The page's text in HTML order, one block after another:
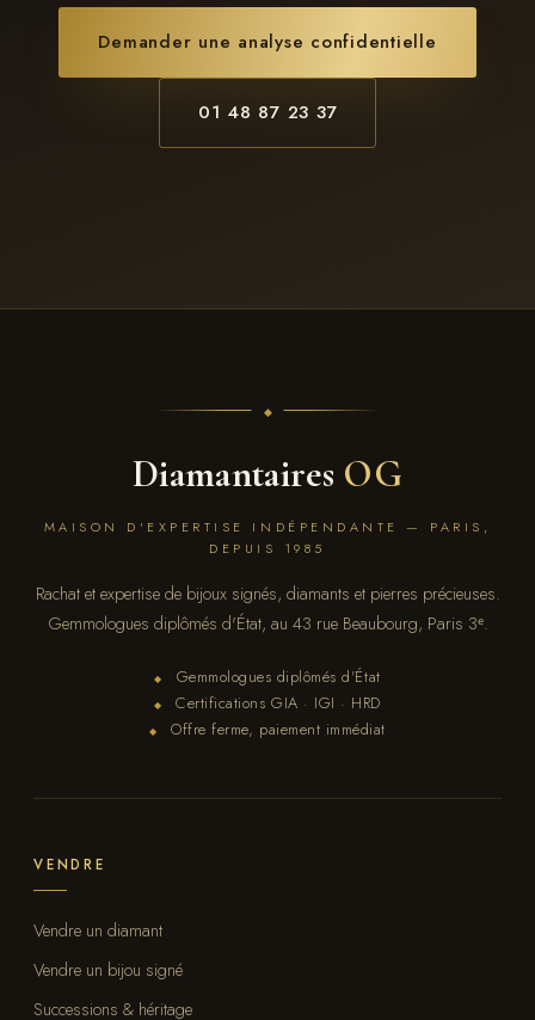
Demander une analyse confidentielle
01 48 87 23 37
Diamantaires OG
MAISON D'EXPERTISE INDÉPENDANTE — PARIS,
DEPUIS 1985
Rachat et expertise de bijoux signés, diamants et pierres précieuses.
Gemmologues diplômés d'État, au 43 rue Beaubourg, Paris 3ᵉ.
◆ Gemmologues diplômés d'État
◆ Certifications GIA · IGI · HRD
◆ Offre ferme, paiement immédiat
VENDRE
Vendre un diamant
Vendre un bijou signé
Successions & héritage